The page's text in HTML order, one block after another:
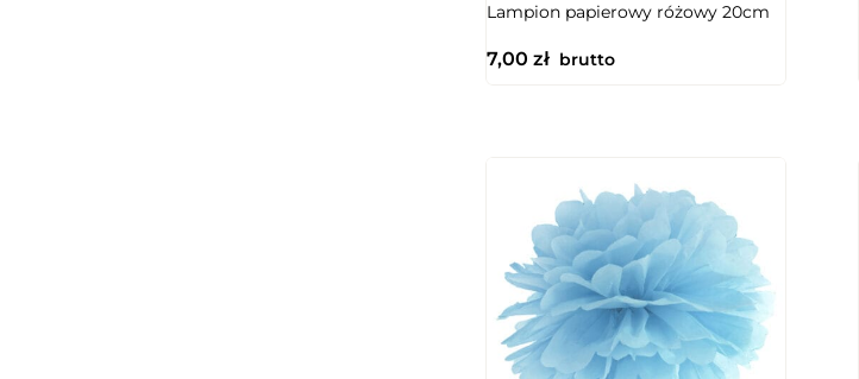
Lampion papierowy różowy 20cm
7,00 zł brutto